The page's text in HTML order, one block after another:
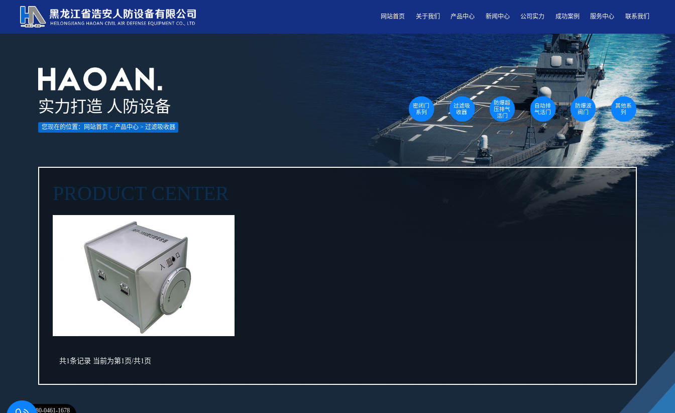
网站首页 关于我们 产品中心 新闻中心 公司实力 成功案例 服务中心 联系我们
180-0461-1678
实力打造 人防设备
您现在的位置： 网站首页 > 产品中心> 过滤吸收器
密闭门
系列
过滤吸
收器
防爆超
压排气
活门
自动排
气活门
防爆波
阀门
其他系
列
PRODUCT CENTER
共1条记录 当前为第1页/共1页